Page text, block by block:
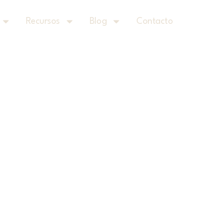
Recursos Blog Contacto